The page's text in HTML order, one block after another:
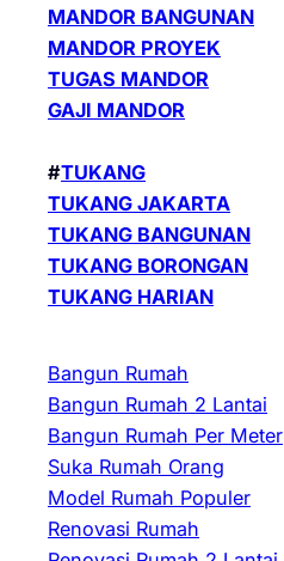
MANDOR BANGUNAN
MANDOR PROYEK
TUGAS MANDOR
GAJI MANDOR
#TUKANG
TUKANG JAKARTA
TUKANG BANGUNAN
TUKANG BORONGAN
TUKANG HARIAN
Bangun Rumah
Bangun Rumah 2 Lantai
Bangun Rumah Per Meter
Suka Rumah Orang
Model Rumah Populer
Renovasi Rumah